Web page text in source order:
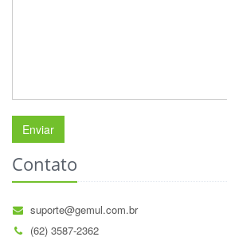
Enviar
Contato
suporte@gemul.com.br
(62) 3587-2362